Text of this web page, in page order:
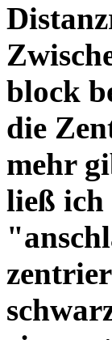
block
die
mehr
ließ ich